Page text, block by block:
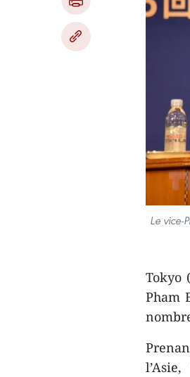
Le vice-
Tokyo
Pham